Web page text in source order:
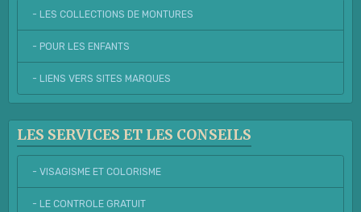
- LES COLLECTIONS DE MONTURES
- POUR LES ENFANTS
- LIENS VERS SITES MARQUES
LES SERVICES ET LES CONSEILS
- VISAGISME ET COLORISME
- LE CONTROLE GRATUIT